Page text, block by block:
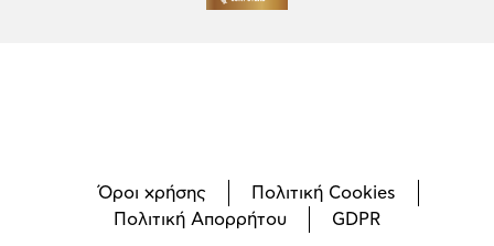
Όροι χρήσης
Πολιτική Cookies
Πολιτική Απορρήτου
GDPR